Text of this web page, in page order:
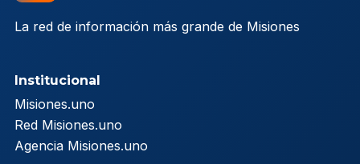
La red de información más grande de Misiones
Institucional
Misiones.uno
Red Misiones.uno
Agencia Misiones.uno